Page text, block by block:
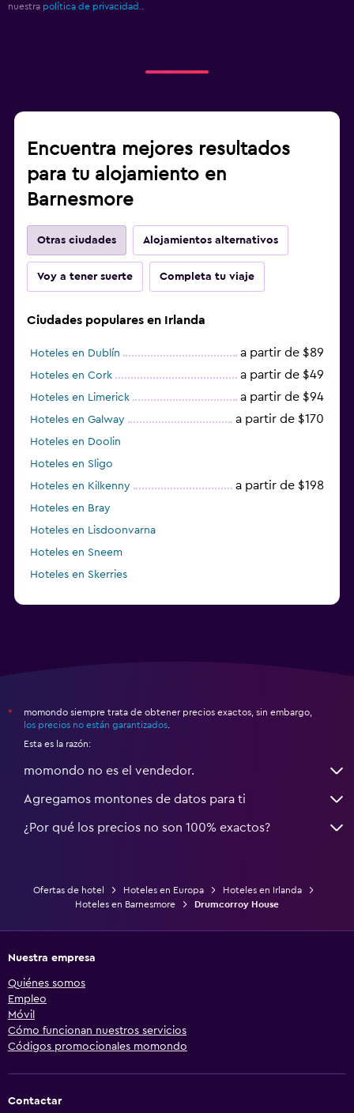
nuestra política de privacidad.
Encuentra mejores resultados
para tu alojamiento en
Barnesmore
Otras ciudades Alojamientos alternativos
Voy a tener suerte Completa tu viaje
Ciudades populares en Irlanda
Hoteles en Dublín a partir de $89
Hoteles en Cork a partir de $49
Hoteles en Limerick a partir de $94
Hoteles en Galway a partir de $170
Hoteles en Doolin
Hoteles en Sligo
Hoteles en Kilkenny
a partir de $198
Hoteles en Bray
Hoteles en Lisdoonvarna
Hoteles en Sneem
Hoteles en Skerries
*
momondo siempre trata de obtener precios exactos, sin embargo,
los precios no están garantizados
Esta es la razón:
momondo no es el vendedor.
Agregamos montones de datos para ti
¿Por qué los precios no son 100% exactos?
Ofertas de hotel Hoteles en Europa
Hoteles en Irlanda
Hoteles en Barnesmore
Drumcorroy House
Nuestra empresa
Quiénes somos
Empleo
Móvil
Cómo funcionan nuestros servicios
Códigos promocionales momondo
Contactar